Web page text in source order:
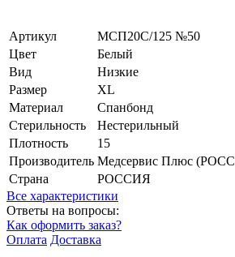
Артикул
МСП20С/125 №50
Цвет
Белый
Вид
Низкие
Размер
XL
Материал
Спанбонд
Стерильность
Нестерильный
Плотность
15
Производитель Медсервис Плюс
Страна
РОССИЯ
Все характеристики
Ответы на вопросы:
Как оформить заказ?
Оплата Доставка